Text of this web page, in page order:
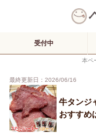
受付中
本ペ
最終更新日：2026/06/16
牛タンジ
おすすめ